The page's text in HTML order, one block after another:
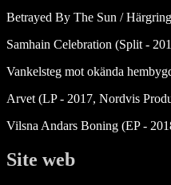
Betrayed By The Sun /
Samhain Celebration (Split -
Vankelsteg mot okända
Arvet (LP - 2017, Nordvis
Vilsna Andars Boning (EP -
Site web